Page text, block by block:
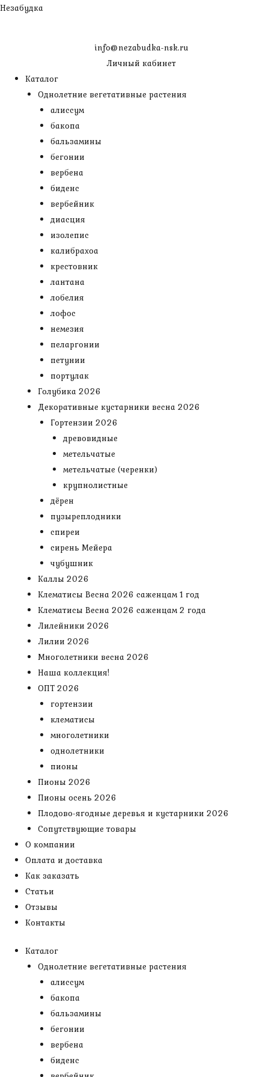
Перейти
Незабудка
info@nezabudka-nsk.ru
Личный кабинет
Каталог
Однолетние вегетативные растения
алиссум
бакопа
бальзамины
бегонии
вербена
биденс
вербейник
диасция
изолепис
калибрахоа
крестовник
лантана
лобелия
лофос
немезия
пеларгонии
петунии
портулак
Голубика 2026
Декоративные кустарники весна 2026
Гортензии 2026
древовидные
метельчатые
метельчатые (черенки)
крупнолистные
дёрен
пузыреплодники
спиреи
сирень Мейера
чубушник
Каллы 2026
Клематисы Весна 2026 саженцам 1 год
Клематисы Весна 2026 саженцам 2 года
Лилейники 2026
Лилии 2026
Многолетники весна 2026
Наша коллекция!
ОПТ 2026
гортензии
клематисы
многолетники
однолетники
пионы
Пионы 2026
Пионы осень 2026
Плодово-ягодные деревья и кустарники 2026
Сопутствующие товары
О компании
Оплата и доставка
Как заказать
Статьи
Отзывы
Контакты
Каталог
Однолетние вегетативные растения
алиссум
бакопа
бальзамины
бегонии
вербена
биденс